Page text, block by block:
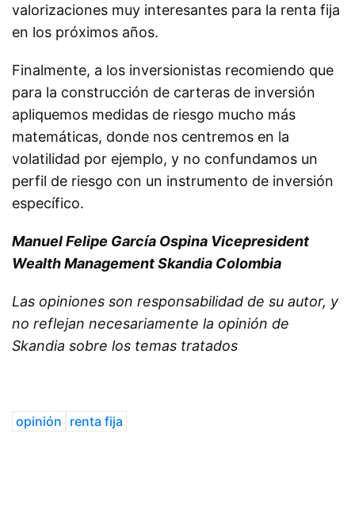
valorizaciones muy interesantes para la renta fija
en los próximos años.
Finalmente, a los inversionistas recomiendo que
para la construcción de carteras de inversión
apliquemos medidas de riesgo mucho más
matemáticas, donde nos centremos en la
volatilidad por ejemplo, y no confundamos un
perfil de riesgo con un instrumento de inversión
específico.
Manuel Felipe García Ospina Vicepresident
Wealth Management Skandia Colombia
Las opiniones son responsabilidad de su autor, y
no reflejan necesariamente la opinión de
Skandia sobre los temas tratados
opinión renta fija